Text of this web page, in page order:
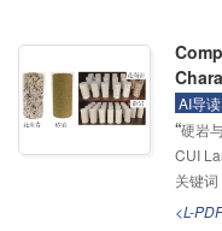
Flow
AI导读
“硬岩
岗岩
力学
稳定性
关键词
<L-